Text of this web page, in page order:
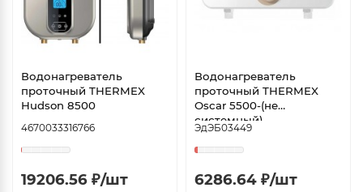
Водонагреватель
проточный THERMEX
Hudson 8500
4670033316766
19206.56 ₽/шт
Водонагреватель
проточный THERMEX
Oscar 5500-(не
системный)
ЭдЭБ03449
6286.64 ₽/шт